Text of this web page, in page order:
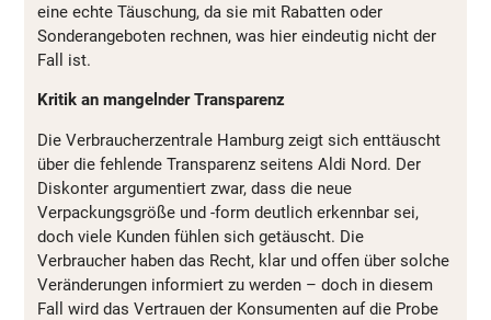
eine echte Täuschung, da sie mit Rabatten oder
Sonderangeboten rechnen, was hier eindeutig nicht der
Fall ist.
Kritik an mangelnder Transparenz
Die Verbraucherzentrale Hamburg zeigt sich enttäuscht
über die fehlende Transparenz seitens Aldi Nord. Der
Diskonter argumentiert zwar, dass die neue
Verpackungsgröße und -form deutlich erkennbar sei,
doch viele Kunden fühlen sich getäuscht. Die
Verbraucher haben das Recht, klar und offen über solche
Veränderungen informiert zu werden – doch in diesem
Fall wird das Vertrauen der Konsumenten auf die Probe